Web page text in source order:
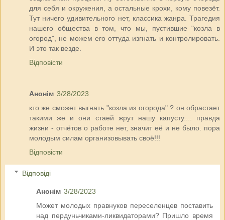
для себя и окружения, а остальные крохи, кому повезёт.
Тут ничего удивительного нет, классика жанра. Трагедия
нашего общества в том, что мы, пустившие "козла в
огород", не можем его оттуда изгнать и контролировать.
И это так везде.
Відповісти
Анонім 3/28/2023
кто же сможет выгнать "козла из огорода" ? он обрастает
такими же и они стаей жрут нашу капусту.... правда
жизни - отчётов о работе нет, значит её и не было. пора
молодым силам организовывать своё!!!
Відповісти
Відповіді
Анонім 3/28/2023
Может молодых правнуков переселенцев поставить
над пердуньчиками-ликвидаторами? Пришло время